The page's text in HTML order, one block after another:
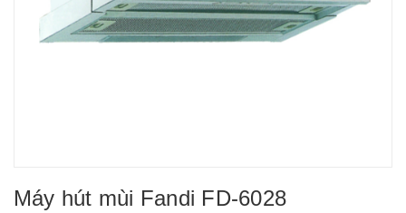
Máy hút mùi Fandi FD-6028